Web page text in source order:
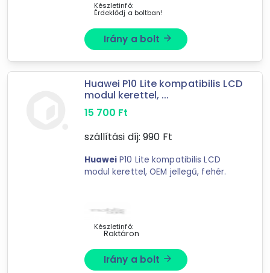
Nádor Rendszerház Debrecen Kft.
INNOTECH SHOP
MediaMarkt.hu
MobilWebshop
profitokos.hu
Készletinfó:
Érdeklődj a boltban!
Irány a bolt arrow_forward
Huawei P10 Lite kompatibilis LCD
modul kerettel, ...
15 700 Ft
szállítási díj: 990 Ft
Huawei P10 Lite kompatibilis LCD
modul kerettel, OEM jellegű, fehér.
Készletinfó:
Raktáron
Irány a bolt arrow_forward